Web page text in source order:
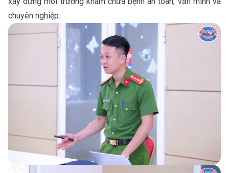
chuyên nghiệp.